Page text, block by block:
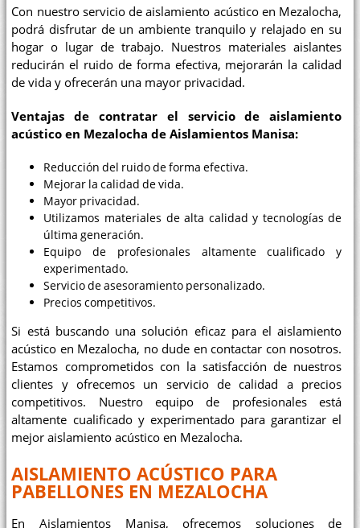
Con nuestro servicio de aislamiento acústico en Mezalocha,
podrá disfrutar de un ambiente tranquilo y relajado en su
hogar o lugar de trabajo. Nuestros materiales aislantes
reducirán el ruido de forma efectiva, mejorarán la calidad
de vida y ofrecerán una mayor privacidad.
Ventajas de contratar el servicio de aislamiento
acústico en Mezalocha de Aislamientos Manisa:
Reducción del ruido de forma efectiva.
Mejorar la calidad de vida.
Mayor privacidad.
Utilizamos materiales de alta calidad y tecnologías de
última generación.
Equipo de profesionales altamente cualificado y
experimentado.
Servicio de asesoramiento personalizado.
Precios competitivos.
Si está buscando una solución eficaz para el aislamiento
acústico en Mezalocha, no dude en contactar con nosotros.
Estamos comprometidos con la satisfacción de nuestros
clientes y ofrecemos un servicio de calidad a precios
competitivos. Nuestro equipo de profesionales está
altamente cualificado y experimentado para garantizar el
mejor aislamiento acústico en Mezalocha.
AISLAMIENTO ACÚSTICO PARA
PABELLONES EN MEZALOCHA
En Aislamientos Manisa, ofrecemos soluciones de